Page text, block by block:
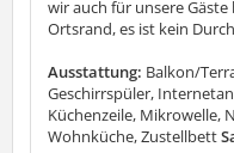
wir auch für unsere
Ortsrand, es ist kein
Ausstattung: Balkon/
Geschirrspüler,
Küchenzeile, Mikrowelle,
Wohnküche, Zustellbett